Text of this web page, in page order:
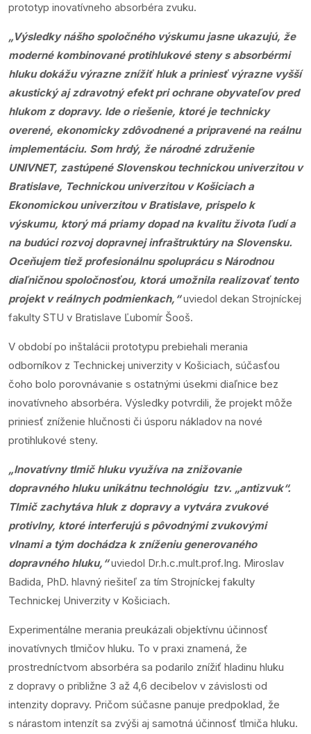
prototyp inovatívneho absorbéra zvuku.
„Výsledky nášho spoločného výskumu jasne ukazujú, že
moderné kombinované protihlukové steny s absorbérmi
hluku dokážu výrazne znížiť hluk a priniesť výrazne vyšší
akustický aj zdravotný efekt pri ochrane obyvateľov pred
hlukom z dopravy. Ide o riešenie, ktoré je technicky
overené, ekonomicky zdôvodnené a pripravené na reálnu
implementáciu. Som hrdý, že národné združenie
UNIVNET, zastúpené Slovenskou technickou univerzitou v
Bratislave, Technickou univerzitou v Košiciach a
Ekonomickou univerzitou v Bratislave, prispelo k
výskumu, ktorý má priamy dopad na kvalitu života ľudí a
na budúci rozvoj dopravnej infraštruktúry na Slovensku.
Oceňujem tiež profesionálnu spoluprácu s Národnou
diaľničnou spoločnosťou, ktorá umožnila realizovať tento
projekt v reálnych podmienkach,“ uviedol dekan Strojníckej
fakulty STU v Bratislave Ľubomír Šooš.
V období po inštalácii prototypu prebiehali merania
odborníkov z Technickej univerzity v Košiciach, súčasťou
čoho bolo porovnávanie s ostatnými úsekmi diaľnice bez
inovatívneho absorbéra. Výsledky potvrdili, že projekt môže
priniesť zníženie hlučnosti či úsporu nákladov na nové
protihlukové steny.
„Inovatívny tlmič hluku využíva na znižovanie
dopravného hluku unikátnu technológiu tzv. „antizvuk“.
Tlmič zachytáva hluk z dopravy a vytvára zvukové
protivlny, ktoré interferujú s pôvodnými zvukovými
vlnami a tým dochádza k zníženiu generovaného
dopravného hluku,“uviedol Dr.h.c.mult.prof.Ing. Miroslav
Badida, PhD. hlavný riešiteľ za tím Strojníckej fakulty
Technickej Univerzity v Košiciach.
Experimentálne merania preukázali objektívnu účinnosť
inovatívnych tlmičov hluku. To v praxi znamená, že
prostredníctvom absorbéra sa podarilo znížiť hladinu hluku
z dopravy o približne 3 až 4,6 decibelov v závislosti od
intenzity dopravy. Pričom súčasne panuje predpoklad, že
s nárastom intenzít sa zvýši aj samotná účinnosť tlmiča hluku.